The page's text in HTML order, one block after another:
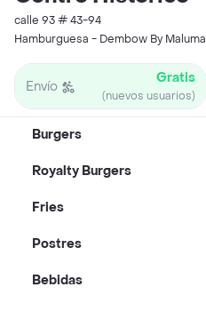
calle 93 # 43-94
Hamburguesa - Dembow By Maluma
Envío Gratis
(nuevos usuarios)
Burgers
Royalty Burgers
Fries
Postres
Bebidas